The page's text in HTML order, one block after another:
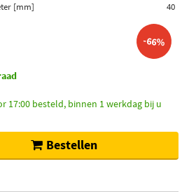
[mm]
40
-66%
17:00 besteld, binnen 1 werkdag bij u
Bestellen